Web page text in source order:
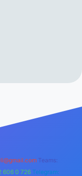
Teams:
606 0 726 Telegram: